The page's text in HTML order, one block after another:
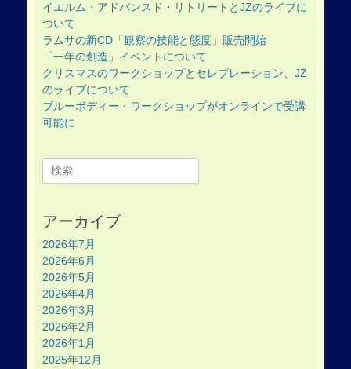
イエルム・アドバンスド・リトリートとJZのライブに
ついて
ラムサの新CD「観察の技能と態度」販売開始
「一年の創造」イベントについて
クリスマスのワークショップとセレブレーション、JZ
のライブについて
ブルーボディー・ワークショップがオンラインで受講
可能に
Search
for:
アーカイブ
2026年7月
2026年6月
2026年5月
2026年4月
2026年3月
2026年2月
2026年1月
2025年12月